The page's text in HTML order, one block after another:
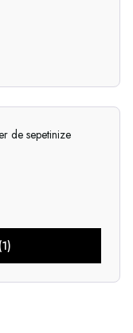
de sepetinize